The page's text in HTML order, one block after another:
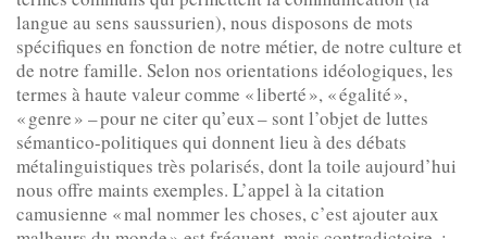
langue au sens saussurien), nous disposons de mots
spécifiques en fonction de notre métier, de notre culture et
de notre famille. Selon nos orientations idéologiques, les
termes à haute valeur comme « liberté », « égalité »,
« genre » – pour ne citer qu’eux – sont l’objet de luttes
sémantico-politiques qui donnent lieu à des débats
métalinguistiques très polarisés, dont la toile aujourd’hui
nous offre maints exemples. L’appel à la citation
camusienne « mal nommer les choses, c’est ajouter aux